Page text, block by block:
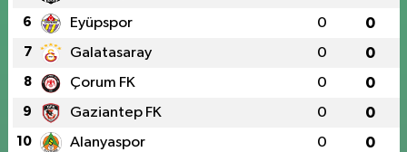
6 Eyüpspor 0 0
7 Galatasaray 0 0
8 Çorum FK 0 0
9 Gaziantep FK 0 0
10 Alanyaspor 0 0